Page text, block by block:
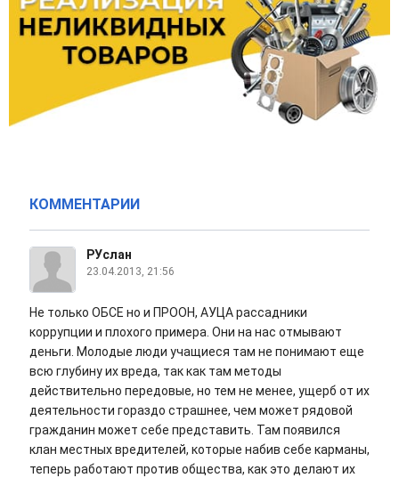
КОММЕНТАРИИ
РУслан
23.04.2013, 21:56
Не только ОБСЕ но и ПРООН, АУЦА рассадники
коррупции и плохого примера. Они на нас отмывают
деньги. Молодые люди учащиеся там не понимают еще
всю глубину их вреда, так как там методы
действительно передовые, но тем не менее, ущерб от их
деятельности гораздо страшнее, чем может рядовой
гражданин может себе представить. Там появился
клан местных вредителей, которые набив себе карманы,
теперь работают против общества, как это делают их